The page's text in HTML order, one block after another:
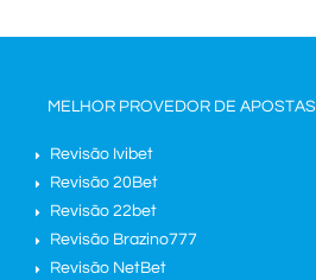
MELHOR PROVEDOR DE APOSTAS
Revisão Ivibet
Revisão 20Bet
Revisão 22bet
Revisão Brazino777
Revisão NetBet